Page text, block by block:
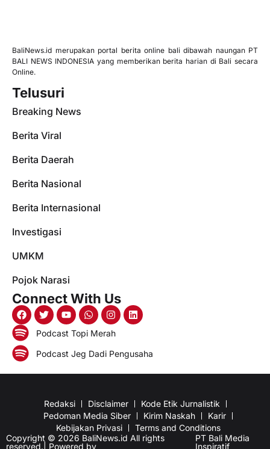
BaliNews.id merupakan portal berita online bali dibawah naungan PT
BALI NEWS INDONESIA yang memberikan berita harian di Bali secara
Online.
Telusuri
Breaking News
Berita Viral
Berita Daerah
Berita Nasional
Berita Internasional
Investigasi
UMKM
Pojok Narasi
Connect With Us
Podcast Topi Merah
Podcast Jeg Dadi Pengusaha
Redaksi Disclaimer
Kode Etik Jurnalistik
Pedoman Media Siber
Kirim Naskah
Karir
Kebijakan Privasi
Terms and Conditions
Copyright © 2026 BaliNews.id All rights
reserved.| Powered by
PT Bali Media
Inspiratif